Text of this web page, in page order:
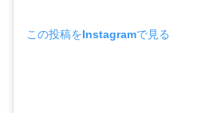
この投稿をInstagramで見る